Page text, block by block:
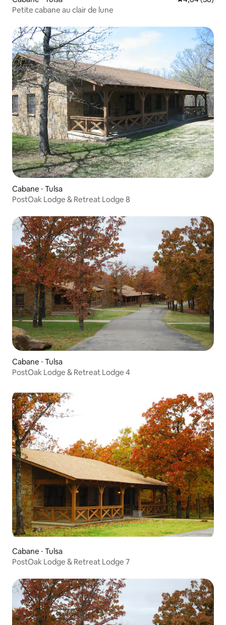
Petite cabane au clair de lune
Cabane ⋅ Tulsa
PostOak Lodge & Retreat Lodge 8
Cabane ⋅ Tulsa
PostOak Lodge & Retreat Lodge 4
Cabane ⋅ Tulsa
PostOak Lodge & Retreat Lodge 7